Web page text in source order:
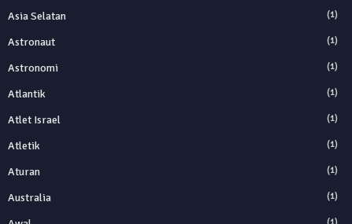
Asia Selatan (1)
Astronaut (1)
Astronomi (1)
Atlantik (1)
Atlet Israel (1)
Atletik (1)
Aturan (1)
Australia (1)